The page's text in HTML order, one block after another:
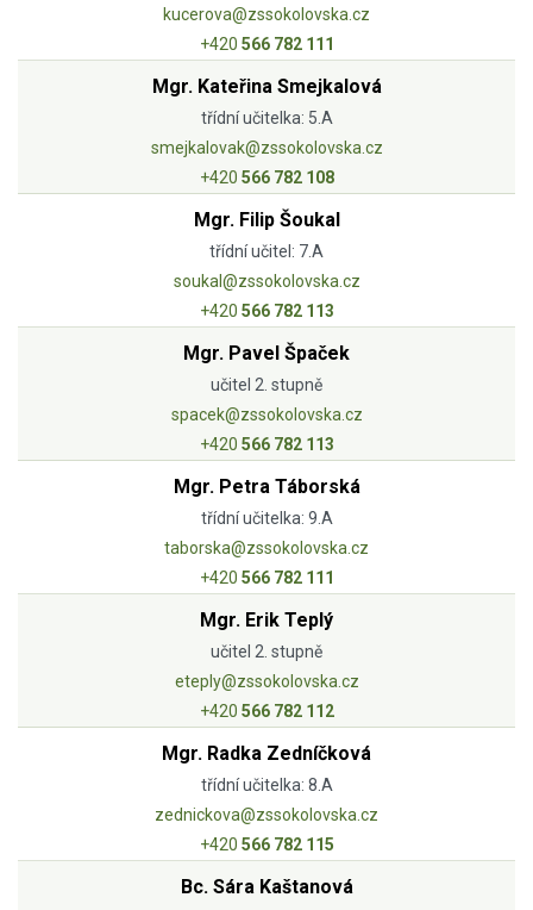
kucerova@zssokolovska.cz
+420 566 782 111
Mgr. Kateřina Smejkalová
třídní učitelka: 5.A
smejkalovak@zssokolovska.cz
+420 566 782 108
Mgr. Filip Šoukal
třídní učitel: 7.A
soukal@zssokolovska.cz
+420 566 782 113
Mgr. Pavel Špaček
učitel 2. stupně
spacek@zssokolovska.cz
+420 566 782 113
Mgr. Petra Táborská
třídní učitelka: 9.A
taborska@zssokolovska.cz
+420 566 782 111
Mgr. Erik Teplý
učitel 2. stupně
eteply@zssokolovska.cz
+420 566 782 112
Mgr. Radka Zedníčková
třídní učitelka: 8.A
zednickova@zssokolovska.cz
+420 566 782 115
Bc. Sára Kaštanová